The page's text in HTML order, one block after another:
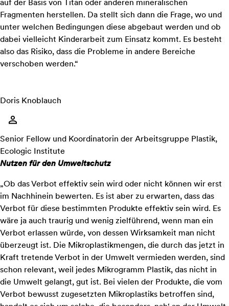
auf der Basis von Titan oder anderen mineralischen
Fragmenten herstellen. Da stellt sich dann die Frage, wo und
unter welchen Bedingungen diese abgebaut werden und ob
dabei vielleicht Kinderarbeit zum Einsatz kommt. Es besteht
also das Risiko, dass die Probleme in andere Bereiche
verschoben werden.“
Doris Knoblauch
Senior Fellow und Koordinatorin der Arbeitsgruppe Plastik,
Ecologic Institute
Nutzen für den Umweltschutz
„Ob das Verbot effektiv sein wird oder nicht können wir erst
im Nachhinein bewerten. Es ist aber zu erwarten, dass das
Verbot für diese bestimmten Produkte effektiv sein wird. Es
wäre ja auch traurig und wenig zielführend, wenn man ein
Verbot erlassen würde, von dessen Wirksamkeit man nicht
überzeugt ist. Die Mikroplastikmengen, die durch das jetzt in
Kraft tretende Verbot in der Umwelt vermieden werden, sind
schon relevant, weil jedes Mikrogramm Plastik, das nicht in
die Umwelt gelangt, gut ist. Bei vielen der Produkte, die vom
Verbot bewusst zugesetzten Mikroplastiks betroffen sind,